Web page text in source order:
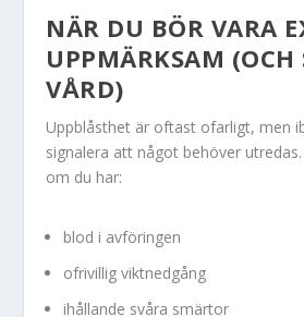
NÄR DU BÖR VARA
UPPMÄRKSAM (OCH
VÅRD)
Uppblåsthet är oftast ofarligt, men
signalera att något behöver
om du har:
blod i avföringen
ofrivillig viktnedgång
ihållande svåra smärtor